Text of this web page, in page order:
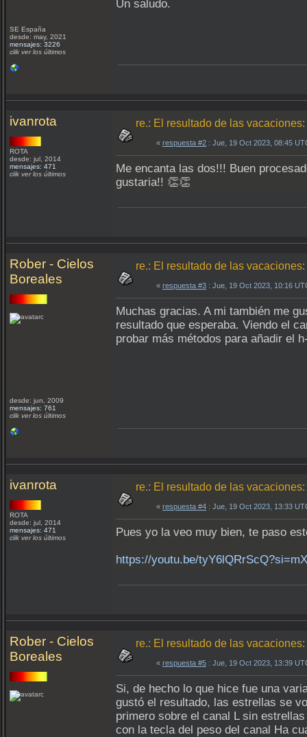
SE España
desde: may, 2021
mensajes: 3226
clik ver los últimos
Un saludo.
ivanrota
ROTA
desde: jul, 2014
mensajes: 471
clik ver los últimos
re.: El resultado de las
« respuesta #2 : Jue, 19 Oct 2023, 08:45
Me encanta las dos!!! Buen
gustaria!! 👏👏
Rober - Cielos
Boreales
desde: jun, 2009
mensajes: 761
clik ver los últimos
re.: El resultado de las
« respuesta #3 : Jue, 19 Oct 2023, 10:16
Muchas gracias. A mi también me
resultado que esperaba. Viendo el
probar más métodos para añadir el
ivanrota
ROTA
desde: jul, 2014
mensajes: 471
clik ver los últimos
re.: El resultado de las
« respuesta #4 : Jue, 19 Oct 2023, 13:33
Pues yo la veo muy bien, te paso
https://youtu.be/
Rober - Cielos
Boreales
re.: El resultado de las
« respuesta #5 : Jue, 19 Oct 2023, 13:39
Si, de hecho lo que hice fue una
gustó el resultado, las estrellas se
primero sobre el canal L sin
con la tecla del peso del canal Ha